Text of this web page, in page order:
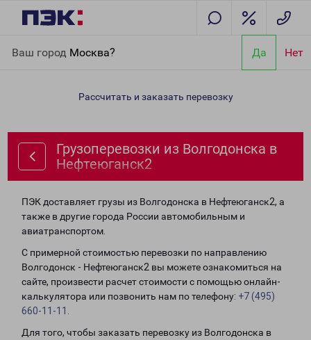
Ваш город Москва? Да Нет
Нефтеюганск2
Рассчитать и заказать перевозку
Грузоперевозки из Волгодонска в
Нефтеюганск2
ПЭК доставляет грузы из Волгодонска в Нефтеюганск2, а
также в другие города России автомобильным и
авиатранспортом.
С примерной стоимостью перевозки по направлению
Волгодонск - Нефтеюганск2 вы можете ознакомиться на
сайте, произвести расчет стоимости с помощью онлайн-
калькулятора или позвонить нам по телефону: +7 (495)
660-11-11
Для того, чтобы заказать перевозку из Волгодонска в